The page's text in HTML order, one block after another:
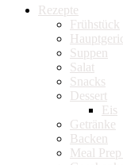
Rezepte
Frühstück
Suppen
Salat
Snacks
Dessert
Eis
Getränke
Backen
Meal